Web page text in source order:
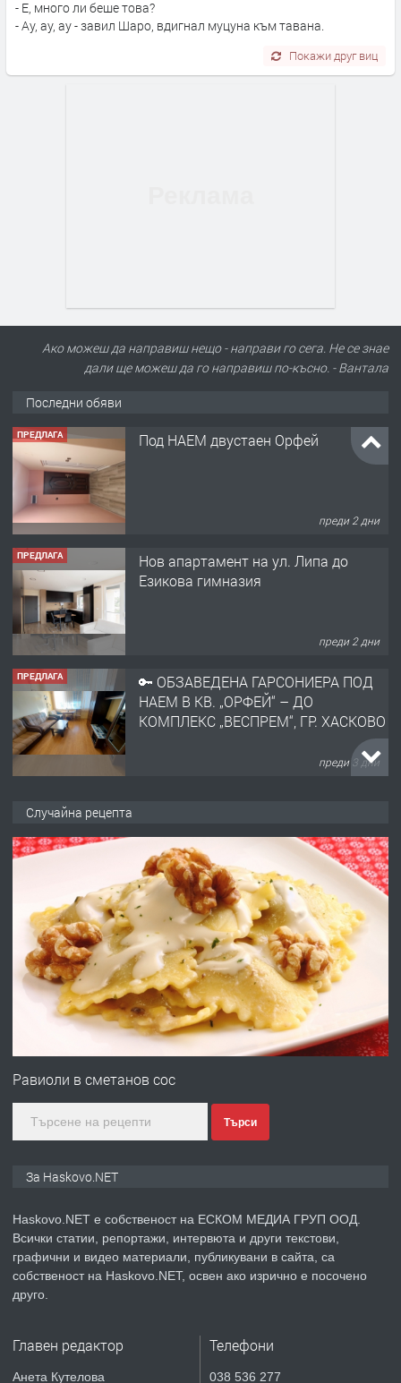
- Е, много ли беше това?
- Ау, ау, ау - завил Шаро, вдигнал муцуна към тавана.
Покажи друг виц
Ако можеш да направиш нещо - направи го сега. Не се знае
дали ще можеш да го направиш по-късно. - Вантала
Последни обяви
ПРЕДЛАГА Под НАЕМ двустаен Орфей
преди 2 дни
ПРЕДЛАГА
Нов апартамент на ул. Липа до
Езикова гимназия
преди 2 дни
ПРЕДЛАГА
🔑 ОБЗАВЕДЕНА ГАРСОНИЕРА ПОД
НАЕМ В КВ. „ОРФЕЙ“ – ДО
КОМПЛЕКС „ВЕСПРЕМ“, ГР. ХАСКОВО
преди 3 дни
АПАРТАМЕНТ В ЦЕНТЪРА НА ГР.
ХАСКОВО
преди 4 дни
ПРЕДЛАГА Давам гараж под наем
преди 4 дни
№4120 Магазин/Офис под наем в кв.
градската градина!
преди 5 дни
ПРЕДЛАГА
Продавам парцел в гр. Хасково кв.
Случайна рецепта
Равиоли в сметанов сос
Търси
За Haskovo.NET
Haskovo.NET е собственост на ЕСКОМ МЕДИА ГРУП ООД.
Всички статии, репортажи, интервюта и други текстови,
графични и видео материали, публикувани в сайта, са
собственост на Haskovo.NET, освен ако изрично е посочено
друго.
Главен редактор
Анета Кутелова
Телефони
038 536 277